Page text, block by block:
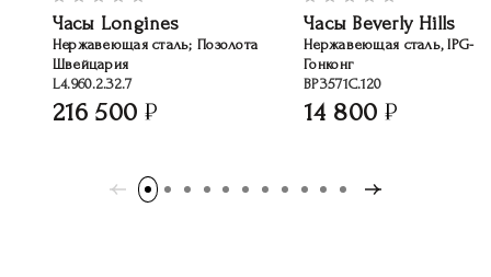
Часы Longines
Нержавеющая сталь; Позолота
Швейцария
L4.960.2.32.7
216 500
Часы Beverly Hills
Нержавеющая сталь, IPG-
Гонконг
BP3571C.120
14 800